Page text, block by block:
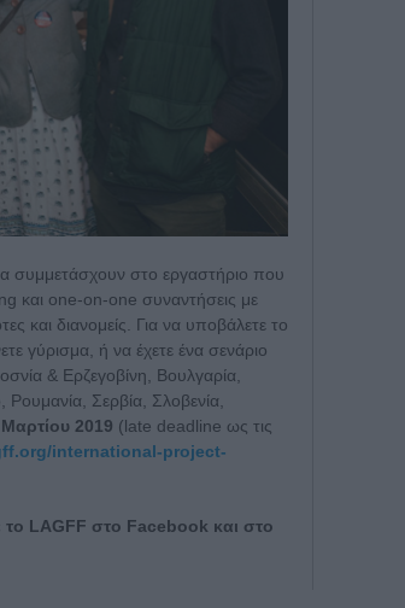
συμμετάσχουν στο εργαστήριο που
και one-on-one συναντήσεις με
και διανομείς. Για να υποβάλετε το
γύρισμα, ή να έχετε ένα σενάριο
& Ερζεγοβίνη, Βουλγαρία,
Σερβία, Σλοβενία,
Μαρτίου 2019 (late deadline ως τις
international-project-
το LAGFF στο Facebook και στο